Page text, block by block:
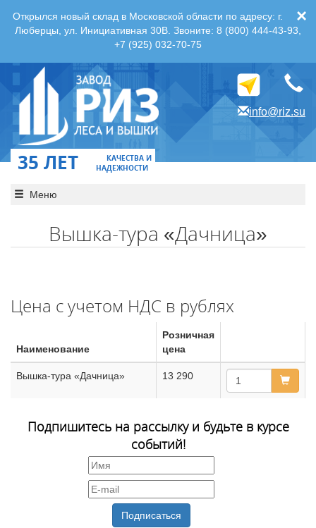
×
Открылся новый склад в Московской области по адресу: г.
Люберцы, ул. Инициативная 30В. Звоните: 8 (800) 444-43-93,
+7 (925) 032-70-75
info@riz.su
35 ЛЕТ
КАЧЕСТВА И
НАДЕЖНОСТИ
Меню
Вышка-тура «Дачница»
Цена с учетом НДС в рублях
Наименование
Розничная
цена
Вышка-тура «Дачница» 13 290
Подпишитесь на рассылку и будьте в курсе
событий!